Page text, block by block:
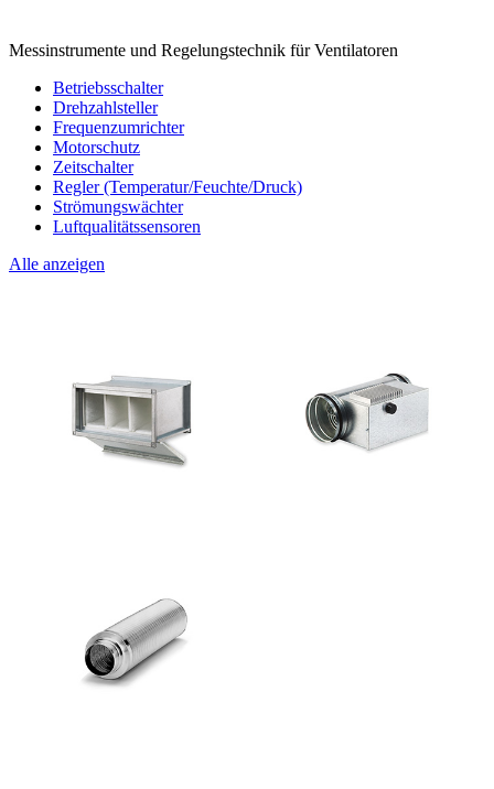
Messinstrumente und Regelungstechnik für Ventilatoren
Betriebsschalter
Drehzahlsteller
Frequenzumrichter
Motorschutz
Zeitschalter
Regler (Temperatur/Feuchte/Druck)
Strömungswächter
Luftqualitätssensoren
Alle anzeigen